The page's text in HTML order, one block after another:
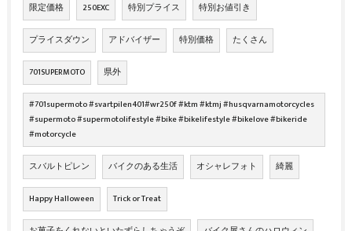
限定価格 250EXC 特別プライス 特別お値引き
プライスダウン アドバイザー 特別価格 たくさん
701SUPERMOTO 県外
#701supermoto #svartpilen401#wr250f #ktm #ktmj #husqvarnamotorcycles
#supermoto #supermotolifestyle #bike #bikelifestyle #bikelove #bikeride
#motorcycle
スバルトピレン バイクのある生活 オシャレフォト 綺麗
Happy Halloween Trick or Treat